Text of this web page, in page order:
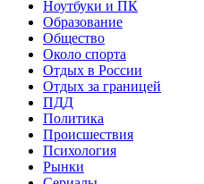
Ноутбуки и ПК
Образование
Общество
Около спорта
Отдых в России
Отдых за границей
ПДД
Политика
Происшествия
Психология
Рынки